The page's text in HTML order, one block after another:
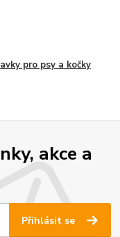
pro psy a kočky
akce a
Přihlásit se